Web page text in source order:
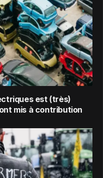
est (très)
mis à contribution